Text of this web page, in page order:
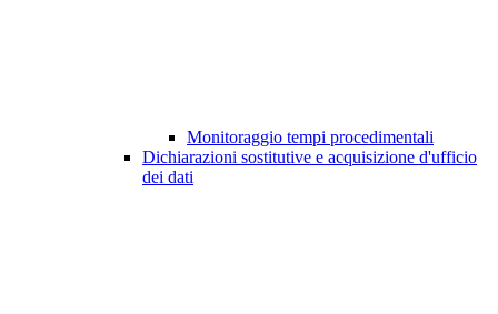
Monitoraggio tempi procedimentali
Dichiarazioni sostitutive e acquisizione d'ufficio
dei dati